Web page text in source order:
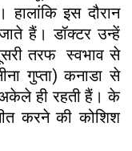
इस दौरान
हैं। डॉक्टर उन्हें
तरफ स्वभाव से
गुप्ता) कनाडा से
ही रहती हैं। के
करने की कोशिश